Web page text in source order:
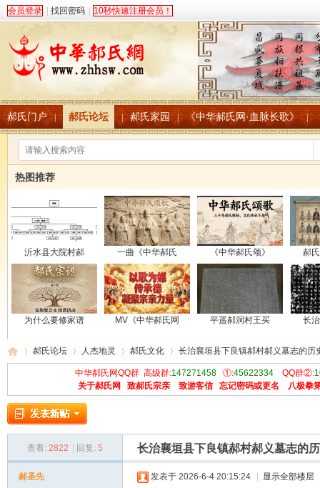
会员登录 找回密码 10秒快速注册会员！
郝氏门户 | 郝氏论坛 郝氏家园 《中华郝氏网·血脉长歌》
热图推荐
沂水县大院村郝 一曲《中华郝氏 《中华郝氏颂》 郝
为什么要修家谱 MV《中华郝氏网 平遥郝洞村王买 长
中 »
郝氏论坛
›
人杰地灵 郝氏文化 长治襄垣县下良镇郝村郝义墓志的历
中华郝氏网QQ群 高级群:147271458①:45622334QQ群②:
关于郝氏网
致郝氏宗亲 致游客信 忘记密码或更名 八极拳
查看: 2822 回复: 5 长治襄垣县下良镇郝村郝义墓志的
郝圣先 发表于 2026-6-4 20:15:24 显示全部楼层